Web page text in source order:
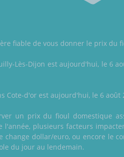
fiable de vous donner le prix du
Lès-Dijon est aujourd'hui, le 6
Cote-d'or est aujourd'hui, le 6
un prix du fioul domestique
plusieurs facteurs
dollar/euro, ou encore le
du jour au lendemain.